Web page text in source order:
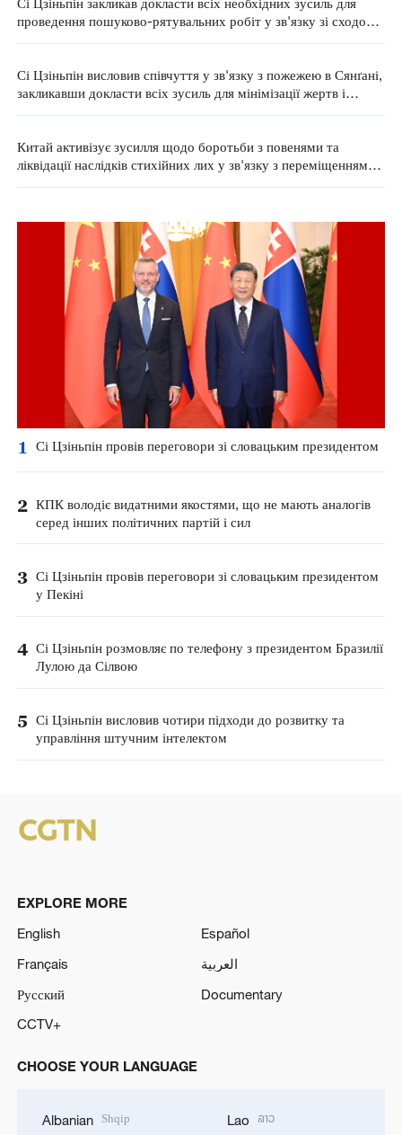
проведення пошуково-рятувальних робіт у зв'язку зі сходом
Сі Цзіньпін висловив співчуття у зв'язку з пожежею в Сянґані,
закликавши докласти всіх зусиль для мінімізації жертв і
Китай активізує зусилля щодо боротьби з повенями та
ліквідації наслідків стихійних лих у зв'язку з переміщенням
1 Сі Цзіньпін провів переговори зі словацьким президентом
2 КПК володіє видатними якостями, що не мають аналогів
серед інших політичних партій і сил
3 Сі Цзіньпін провів переговори зі словацьким президентом
у Пекіні
4 Сі Цзіньпін розмовляє по телефону з президентом Бразилії
Лулою да Сілвою
5 Сі Цзіньпін висловив чотири підходи до розвитку та
управління штучним інтелектом
EXPLORE MORE
English
Español
Français
العربية
Русский
Documentary
CCTV+
CHOOSE YOUR LANGUAGE
Albanian Shqip Lao ລາວ